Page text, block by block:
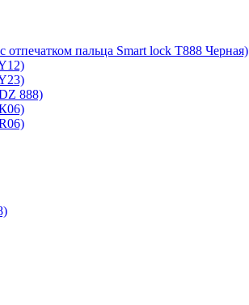
отпечатком пальца Smart lock T888 Черная)
888)